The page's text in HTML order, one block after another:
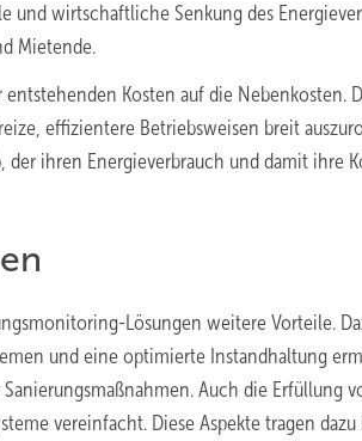
und wirtschaftliche Senkung des
Mietende.
Kosten auf die Nebenkosten.
effizientere Betriebsweisen breit
ihren Energieverbrauch und damit ihre
Lösungen weitere Vorteile.
und eine optimierte Instandhaltung
Auch die Erfüllung
vereinfacht. Diese Aspekte tragen dazu